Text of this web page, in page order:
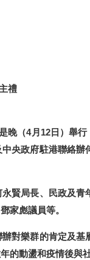
禮
晚（4月12日）舉
央政府駐港聯絡
賢局長、民政及
家彪議員等。
對樂群的肯定及
的動盪和疫情後與